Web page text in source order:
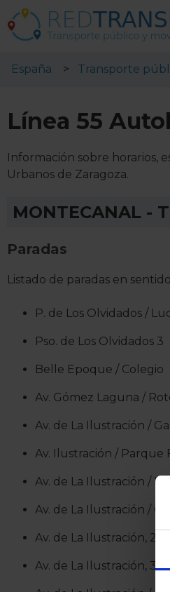
España Transporte
Línea 55
Información sobre horarios,
Urbanos de Zaragoza.
MONTECANAL -
Paradas
Listado de paradas en
P. de Los Olvidados /
Pso. de Los Olvidados 3
Belle Epoque / Colegio
Av. Gómez Laguna /
Av. de La Ilustración /
Av. Ilustración / Parque
Av. de La Ilustración /
Av. de La Ilustración /
Av. de La Ilustración, 28
Av. de La Ilustración, 32